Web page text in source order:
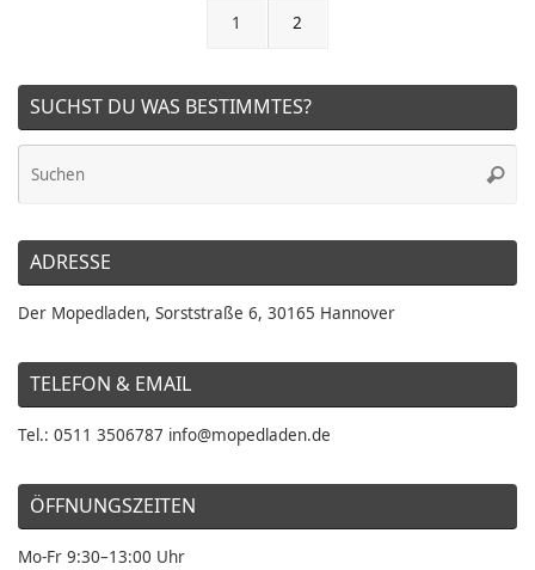
1 2
SUCHST DU WAS BESTIMMTES?
ADRESSE
Der Mopedladen, Sorststraße 6, 30165 Hannover
TELEFON & EMAIL
Tel.: 0511 3506787 info@mopedladen.de
ÖFFNUNGSZEITEN
Mo-Fr 9:30–13:00 Uhr